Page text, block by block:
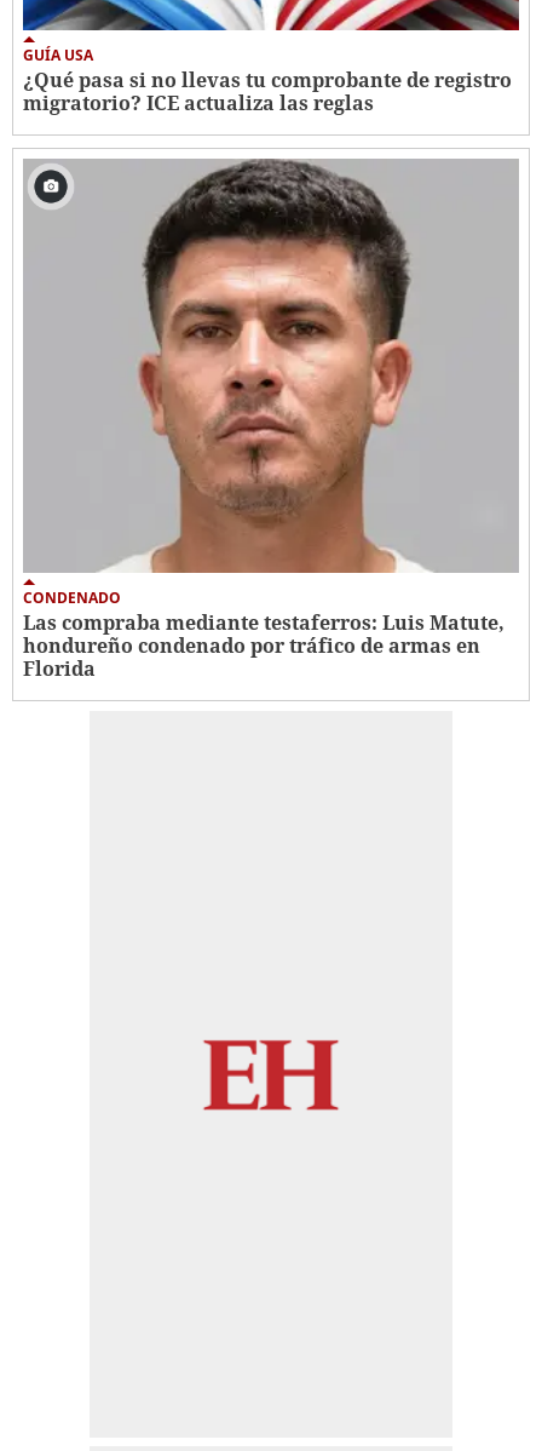
GUÍA USA
¿Qué pasa si no llevas tu comprobante de registro
migratorio? ICE actualiza las reglas
CONDENADO
Las compraba mediante testaferros: Luis Matute,
hondureño condenado por tráfico de armas en
Florida